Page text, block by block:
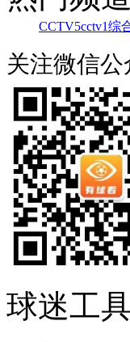
CCTV5cctv1综
关注微信
球迷工